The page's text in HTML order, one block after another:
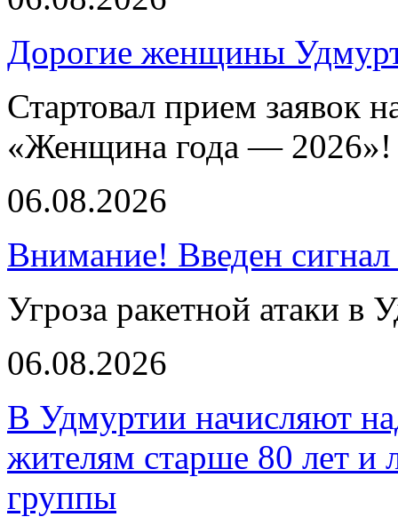
Дорогие женщины
Стартовал прием заявок
«Женщина года — 2026»!
06.08.2026
Внимание! Введен
Угроза ракетной атаки
06.08.2026
В Удмуртии начисляют
жителям старше 80 лет и
группы